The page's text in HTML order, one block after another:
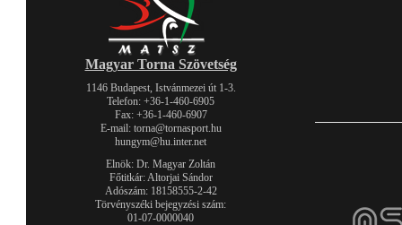
Magyar Torna Szövetség
1146 Budapest, Istvánmezei út 1-3.
Telefon: +36-1-460-6905
Fax: +36-1-460-6907
E-mail: torna@tornasport.hu
hungym@hu.inter.net
Elnök: Dr. Magyar Zoltán
Főtitkár: Altorjai Sándor
Adószám: 18158555-2-42
Törvényszéki bejegyzési szám:
01-07-0000040